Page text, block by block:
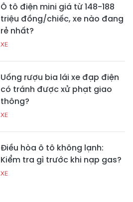
Ô tô điện mini giá từ 148-188
triệu đồng/chiếc, xe nào đang
rẻ nhất?
XE
Uống rượu bia lái xe đạp điện
có tránh được xử phạt giao
thông?
XE
Điều hòa ô tô không lạnh:
Kiểm tra gì trước khi nạp gas?
XE